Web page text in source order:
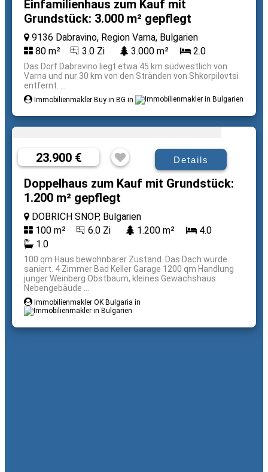
Einfamilienhaus zum Kauf mit
Grundstück: 3.000 m² gepflegt
9136 Dabravino, Region Varna, Bulgarien
80 m²
3.0 Zi 3.000 m² 2.0
Das Dorf Dabravino liegt etwa 45 km südwestlich von
Varna und nur 30 km von den Stränden von Shkorpilovtsi
entfernt. ...
Immobilienmakler Buy in BG in
23.900 € Details
Doppelhaus zum Kauf mit Grundstück:
1.200 m² gepflegt
DOBRICH SNOP, Bulgarien
100 m²
6.0 Zi 1.200 m²
4.0
1.0
100 qm Haus bewohnbarer Zustand. Das Dach wurde
saniert. 4 Zimmer Bad Keller Garage 1200 qm Handlung
junger Weinberg Obstbaum, kleines Gewächshaus
Nebengebäude ...
Immobilienmakler OK Bulgaria in